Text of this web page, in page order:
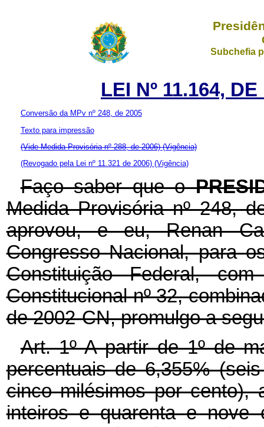
Subchefia
LEI Nº 11.164,
Conversão da MPv nº 248, de 2005
Texto para impressão
(Vide Medida Provisória nº 288, de 2006)(Vigência)
(Revogado pela Lei nº 11.321 de 2006) (Vigência)
Faço saber que o
Medida Provisória nº 248,
aprovou, e eu, Renan
Congresso Nacional, para
Constituição Federal,
Constitucional nº 32,
de 2002-CN, promulgo a
Art. 1º A partir de 1º de
percentuais de 6,355%
cinco milésimos por
inteiros e quarenta e nove